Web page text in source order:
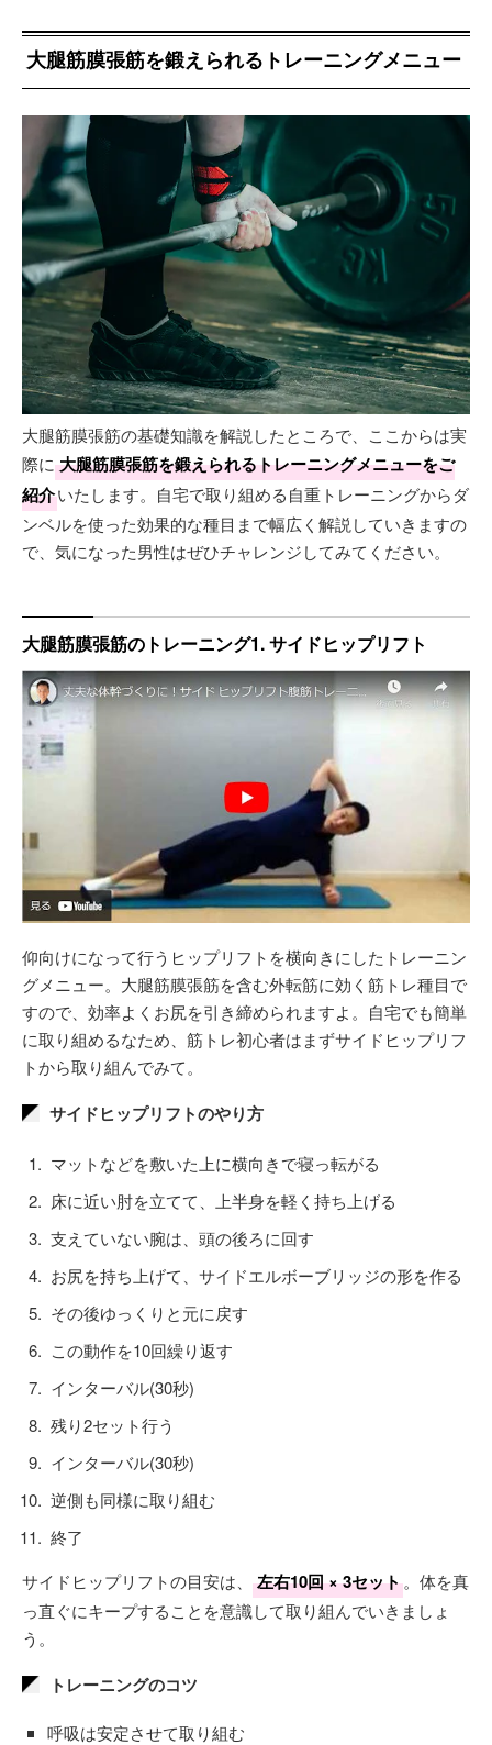
大腿筋膜張筋を鍛えられるトレーニングメニュー
大腿筋膜張筋の基礎知識を解説したところで、ここからは実
際に 大腿筋膜張筋を鍛えられるトレーニングメニューをご
紹介いたします。自宅で取り組める自重トレーニングからダ
ンベルを使った効果的な種目まで幅広く解説していきますの
で、気になった男性はぜひチャレンジしてみてください。
大腿筋膜張筋のトレーニング1. サイドヒップリフト
仰向けになって行うヒップリフトを横向きにしたトレーニン
グメニュー。大腿筋膜張筋を含む外転筋に効く筋トレ種目で
すので、効率よくお尻を引き締められますよ。自宅でも簡単
に取り組めるなため、筋トレ初心者はまずサイドヒップリフ
トから取り組んでみて。
サイドヒップリフトのやり方
マットなどを敷いた上に横向きで寝っ転がる
床に近い肘を立てて、上半身を軽く持ち上げる
支えていない腕は、頭の後ろに回す
お尻を持ち上げて、サイドエルボーブリッジの形を作る
その後ゆっくりと元に戻す
この動作を10回繰り返す
インターバル(30秒)
残り2セット行う
インターバル(30秒)
逆側も同様に取り組む
終了
サイドヒップリフトの目安は、
左右10回 × 3セット。体を真
っ直ぐにキープすることを意識して取り組んでいきましょ
う。
トレーニングのコツ
呼吸は安定させて取り組む